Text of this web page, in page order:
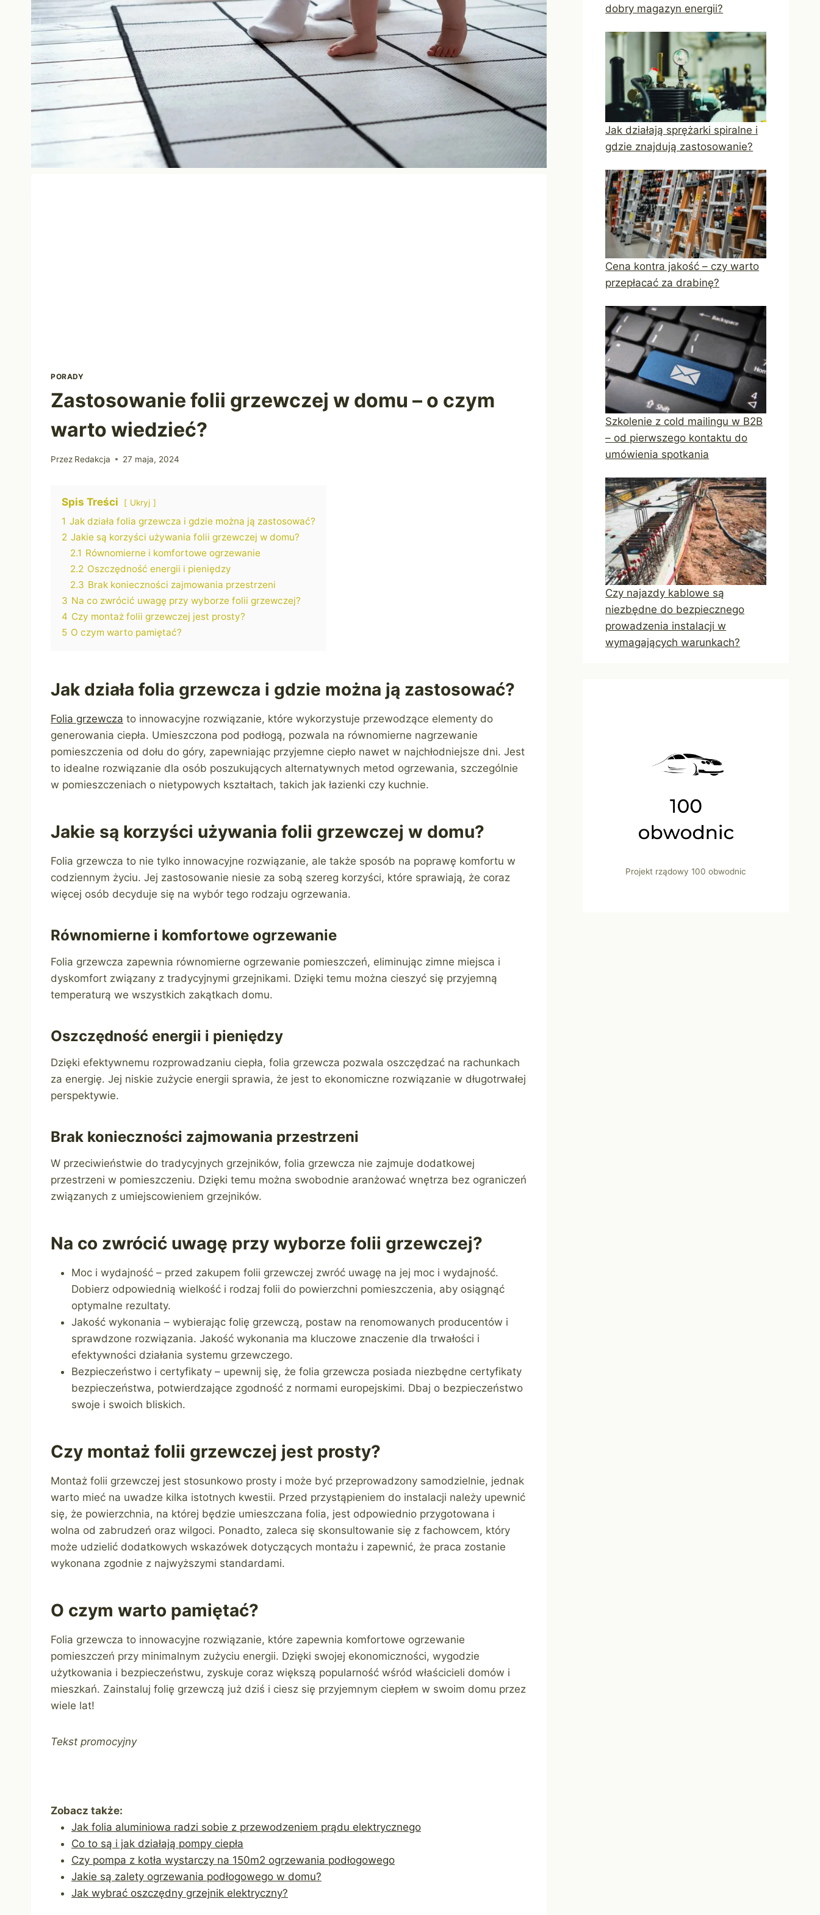
PORADY
Zastosowanie folii grzewczej w domu – o czym
warto wiedzieć?
Przez Redakcja 27 maja, 2024
Spis Treści Ukryj
1 Jak działa folia grzewcza i gdzie można ją zastosować?
2 Jakie są korzyści używania folii grzewczej w domu?
2.1 Równomierne i komfortowe ogrzewanie
2.2 Oszczędność energii i pieniędzy
2.3 Brak konieczności zajmowania przestrzeni
3 Na co zwrócić uwagę przy wyborze folii grzewczej?
4 Czy montaż folii grzewczej jest prosty?
5 O czym warto pamiętać?
Jak działa folia grzewcza i gdzie można ją zastosować?
Folia grzewcza to innowacyjne rozwiązanie, które wykorzystuje przewodzące elementy do
generowania ciepła. Umieszczona pod podłogą, pozwala na równomierne nagrzewanie
pomieszczenia od dołu do góry, zapewniając przyjemne ciepło nawet w najchłodniejsze dni. Jest
to idealne rozwiązanie dla osób poszukujących alternatywnych metod ogrzewania, szczególnie
w pomieszczeniach o nietypowych kształtach, takich jak łazienki czy kuchnie.
Jakie są korzyści używania folii grzewczej w domu?
Folia grzewcza to nie tylko innowacyjne rozwiązanie, ale także sposób na poprawę komfortu w
codziennym życiu. Jej zastosowanie niesie za sobą szereg korzyści, które sprawiają, że coraz
więcej osób decyduje się na wybór tego rodzaju ogrzewania.
Równomierne i komfortowe ogrzewanie
Folia grzewcza zapewnia równomierne ogrzewanie pomieszczeń, eliminując zimne miejsca i
dyskomfort związany z tradycyjnymi grzejnikami. Dzięki temu można cieszyć się przyjemną
temperaturą we wszystkich zakątkach domu.
Oszczędność energii i pieniędzy
Dzięki efektywnemu rozprowadzaniu ciepła, folia grzewcza pozwala oszczędzać na rachunkach
za energię. Jej niskie zużycie energii sprawia, że jest to ekonomiczne rozwiązanie w długotrwałej
perspektywie.
Brak konieczności zajmowania przestrzeni
W przeciwieństwie do tradycyjnych grzejników, folia grzewcza nie zajmuje dodatkowej
przestrzeni w pomieszczeniu. Dzięki temu można swobodnie aranżować wnętrza bez ograniczeń
związanych z umiejscowieniem grzejników.
Na co zwrócić uwagę przy wyborze folii grzewczej?
Moc i wydajność – przed zakupem folii grzewczej zwróć uwagę na jej moc i wydajność.
Dobierz odpowiednią wielkość i rodzaj folii do powierzchni pomieszczenia, aby osiągnąć
optymalne rezultaty.
Jakość wykonania – wybierając folię grzewczą, postaw na renomowanych producentów i
sprawdzone rozwiązania. Jakość wykonania ma kluczowe znaczenie dla trwałości i
efektywności działania systemu grzewczego.
Bezpieczeństwo i certyfikaty – upewnij się, że folia grzewcza posiada niezbędne certyfikaty
bezpieczeństwa, potwierdzające zgodność z normami europejskimi. Dbaj o bezpieczeństwo
swoje i swoich bliskich.
Czy montaż folii grzewczej jest prosty?
Montaż folii grzewczej jest stosunkowo prosty i może być przeprowadzony samodzielnie, jednak
warto mieć na uwadze kilka istotnych kwestii. Przed przystąpieniem do instalacji należy upewnić
się, że powierzchnia, na której będzie umieszczana folia, jest odpowiednio przygotowana i
wolna od zabrudzeń oraz wilgoci. Ponadto, zaleca się skonsultowanie się z fachowcem, który
może udzielić dodatkowych wskazówek dotyczących montażu i zapewnić, że praca zostanie
wykonana zgodnie z najwyższymi standardami.
O czym warto pamiętać?
Folia grzewcza to innowacyjne rozwiązanie, które zapewnia komfortowe ogrzewanie
pomieszczeń przy minimalnym zużyciu energii. Dzięki swojej ekonomiczności, wygodzie
użytkowania i bezpieczeństwu, zyskuje coraz większą popularność wśród właścicieli domów i
mieszkań. Zainstaluj folię grzewczą już dziś i ciesz się przyjemnym ciepłem w swoim domu przez
wiele lat!
Tekst promocyjny
Zobacz także:
Jak folia aluminiowa radzi sobie z przewodzeniem prądu elektrycznego
Co to są i jak działają pompy ciepła
Czy pompa z kotła wystarczy na 150m2 ogrzewania podłogowego
Jakie są zalety ogrzewania podłogowego w domu?
Jak wybrać oszczędny grzejnik elektryczny?
dobry magazyn energii?
Jak działają sprężarki spiralne i
gdzie znajdują zastosowanie?
Cena kontra jakość – czy warto
przepłacać za drabinę?
Szkolenie z cold mailingu w B2B
– od pierwszego kontaktu do
umówienia spotkania
Czy najazdy kablowe są
niezbędne do bezpiecznego
prowadzenia instalacji w
wymagających warunkach?
Projekt rządowy 100 obwodnic